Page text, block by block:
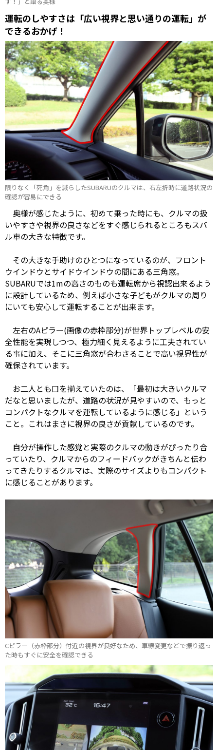
運転のしやすさは「広い視界と思い通りの運転」が
できるおかげ！
限りなく「死角」を減らしたSUBARUのクルマは、右左折時に道路状況の
確認が容易にできる
奥様が感じたように、初めて乗った時にも、クルマの扱
いやすさや視界の良さなどをすぐ感じられるところもスバ
ル車の大きな特徴です。
その大きな手助けのひとつになっているのが、フロント
ウインドウとサイドウインドウの間にある三角窓。
SUBARUでは1mの高さのものも運転席から視認出来るよう
に設計しているため、例えば小さな子どもがクルマの周り
にいても安心して運転することが出来ます。
左右のAピラー(画像の赤枠部分)が世界トップレベルの安
全性能を実現しつつ、極力細く見えるように工夫されてい
る事に加え、そこに三角窓が合わさることで高い視界性が
確保されています。
お二人とも口を揃えていたのは、「最初は大きいクルマ
だなと思いましたが、道路の状況が見やすいので、もっと
コンパクトなクルマを運転しているように感じる」という
こと。これはまさに視界の良さが貢献しているのです。
自分が操作した感覚と実際のクルマの動きがぴったり合
っていたり、クルマからのフィードバックがきちんと伝わ
ってきたりするクルマは、実際のサイズよりもコンパクト
に感じることがあります。
Cピラー（赤枠部分）付近の視界が良好なため、車線変更などで振り返っ
た時もすぐに安全を確認できる